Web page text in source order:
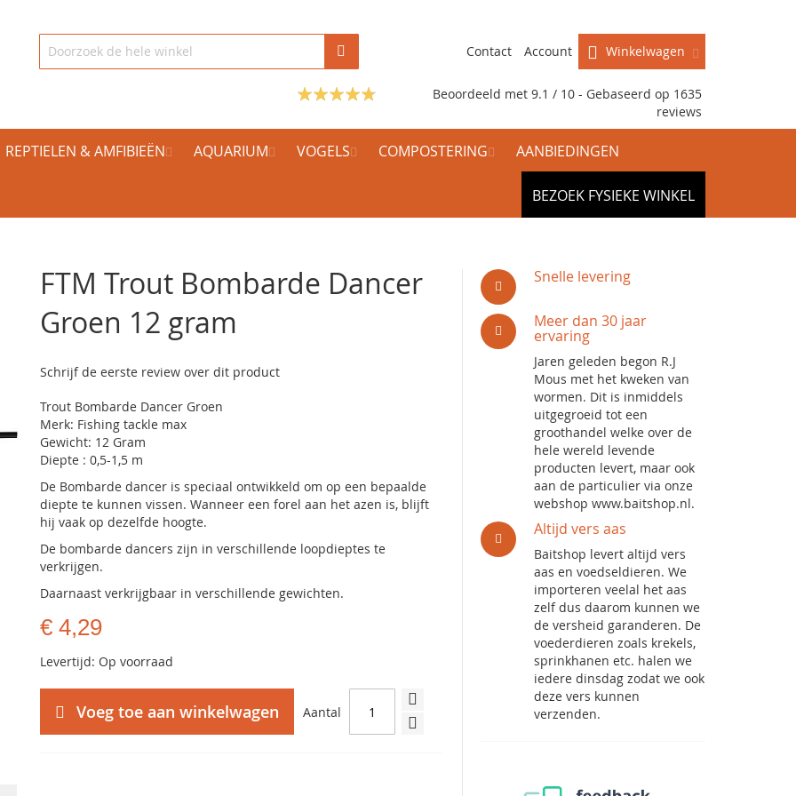
Winkelwagen
Contact Account
Beoordeeld met 9.1 / 10 - Gebaseerd op 1635
reviews
REPTIELEN & AMFIBIEËN AQUARIUM VOGELS COMPOSTERING AANBIEDINGEN
BEZOEK FYSIEKE WINKEL
FTM Trout Bombarde Dancer
Groen 12 gram
Schrijf de eerste review over dit product
Trout Bombarde Dancer Groen
Merk: Fishing tackle max
Gewicht: 12 Gram
Diepte : 0,5-1,5 m
De Bombarde dancer is speciaal ontwikkeld om op een bepaalde
diepte te kunnen vissen. Wanneer een forel aan het azen is, blijft
hij vaak op dezelfde hoogte.
De bombarde dancers zijn in verschillende loopdieptes te
verkrijgen.
Daarnaast verkrijgbaar in verschillende gewichten.
€ 4,29
Levertijd: Op voorraad
Aantal
Voeg toe aan winkelwagen
Snelle levering
Meer dan 30 jaar
ervaring
Jaren geleden begon R.J
Mous met het kweken van
wormen. Dit is inmiddels
uitgegroeid tot een
groothandel welke over de
hele wereld levende
producten levert, maar ook
aan de particulier via onze
webshop www.baitshop.nl.
Altijd vers aas
Baitshop levert altijd vers
aas en voedseldieren. We
importeren veelal het aas
zelf dus daarom kunnen we
de versheid garanderen. De
voederdieren zoals krekels,
sprinkhanen etc. halen we
iedere dinsdag zodat we ook
deze vers kunnen
verzenden.